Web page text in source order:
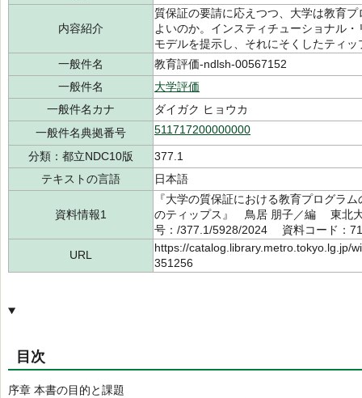
内容紹介
質保証の要請に応えつつ、大学は教育
よいのか。インスティチューショナル
モデルを提示し、それにそくしたティ
一般件名
教育評価-ndlsh-00567152
一般件名
大学評価
一般件名カナ
ダイガク ヒョウカ
一般件名典拠番号
511717200000000
分類：都立NDC10版
377.1
テキストの言語
日本語
資料情報1
『大学の質保証における教育プログラ
のティップス』 鳥居 朋子／編 東北
号：/377.1/5928/2024 資料コード：
URL
https://catalog.library.metro.tokyo.lg.jp/
351256
目次
序章 本書の目的と課題